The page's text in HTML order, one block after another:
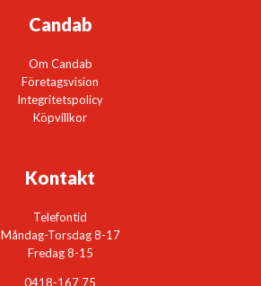
Candab
Om Candab
Företagsvision
Integritetspolicy
Köpvillkor
Kontakt
Telefontid
Måndag-Torsdag 8-17
Fredag 8-15
0418-167 75